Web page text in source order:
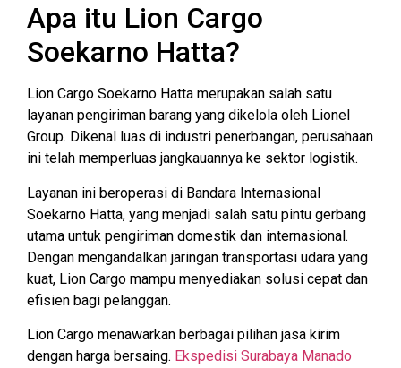
Apa itu Lion Cargo
Soekarno Hatta?
Lion Cargo Soekarno Hatta merupakan salah satu
layanan pengiriman barang yang dikelola oleh Lionel
Group. Dikenal luas di industri penerbangan, perusahaan
ini telah memperluas jangkauannya ke sektor logistik.
Layanan ini beroperasi di Bandara Internasional
Soekarno Hatta, yang menjadi salah satu pintu gerbang
utama untuk pengiriman domestik dan internasional.
Dengan mengandalkan jaringan transportasi udara yang
kuat, Lion Cargo mampu menyediakan solusi cepat dan
efisien bagi pelanggan.
Lion Cargo menawarkan berbagai pilihan jasa kirim
dengan harga bersaing. Ekspedisi Surabaya Manado